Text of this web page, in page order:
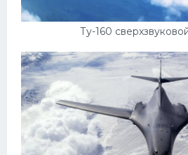
Ту-160